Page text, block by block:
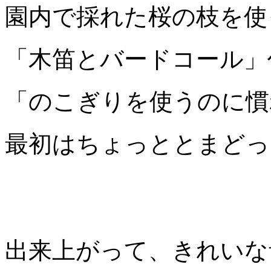
園内で採れた桜の枝を
「木笛とバードコール
「のこぎりを使うのに
最初はちょっととまど
出来上がって、きれい